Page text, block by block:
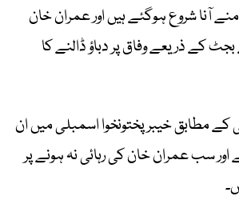
آنا شروع ہوگئے ہیں اور عمران خان
کے ذریعے وفاق پر دباؤ ڈالنے کا
مطابق خیبر پختونخوا اسمبلی میں ان
38 تک ہے اور سب عمران خان کی رہائی نہ ہونے پر